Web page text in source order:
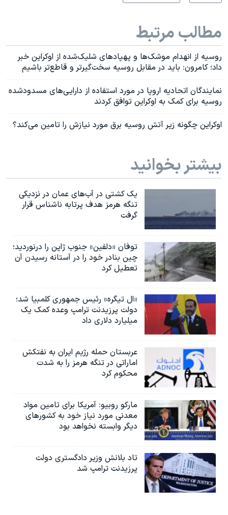
مطالب مرتبط
روسیه از انهدام موشک‌ها و پهپادهای شلیک‌شده از اوکراین خبر
داد؛ کامرون: باید در مقابل روسیه سخت‌گیرتر و قاطع‌تر باشیم
نمایندگان اتحادیه اروپا در مورد استفاده از دارایی‌های مسدودشده
روسیه برای کمک به اوکراین توافق کردند
اوکراین چگونه زیر آتش روسیه برق مورد نیازش را تامین می‌کند؟
بیشتر بخوانید
یک کشتی در آب‌های عمان در نزدیکی
تنگه هرمز هدف پرتابه ناشناس قرار
گرفت
توفان «دلفین» جنوب ژاپن را درنوردید؛
چین بنادر خود را در آستانه رسیدن آن
تعطیل کرد
«ال تیگره» رئیس جمهوری کلمبیا شد؛
دولت پرزیدنت ترامپ وعده کمک یک
میلیارد دلاری داد
عربستان حمله رژیم ایران به نفتکش
اماراتی در تنگه هرمز را به‌ شدت
محکوم کرد
مارکو روبیو: آمریکا برای تامین مواد
معدنی مورد نیاز خود به کشورهای
دیگر وابسته نخواهد بود
تاد بلانش وزیر دادگستری دولت
پرزیدنت ترامپ شد